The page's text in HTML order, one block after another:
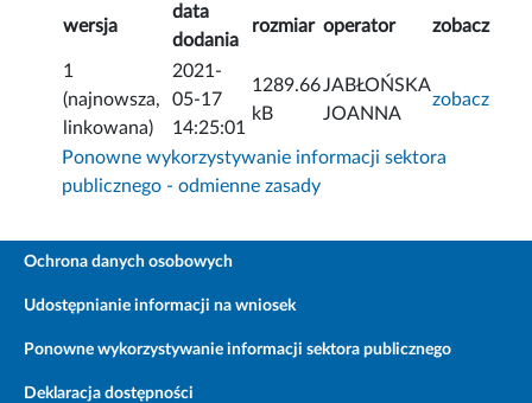
wersja
data
dodania
rozmiar operator zobacz
1
(najnowsza,
linkowana)
2021-
05-17
14:25:01
1289.66
kB
JABŁOŃSKA
JOANNA
zobacz
Ponowne wykorzystywanie informacji sektora
publicznego - odmienne zasady
Ochrona danych osobowych
Udostępnianie informacji na wniosek
Ponowne wykorzystywanie informacji sektora publicznego
Deklaracja dostępności